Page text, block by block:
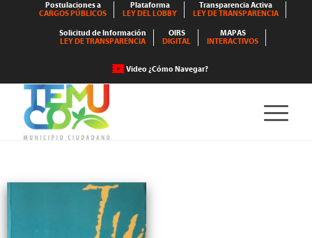
Postulaciones a
CARGOS PÚBLICOS
Plataforma
LEY DEL LOBBY
Transparencia Activa
LEY DE TRANSPARENCIA
Solicitud de Información
LEY DE TRANSPARENCIA
OIRS
DIGITAL
MAPAS
INTERACTIVOS
Video ¿Cómo Navegar?